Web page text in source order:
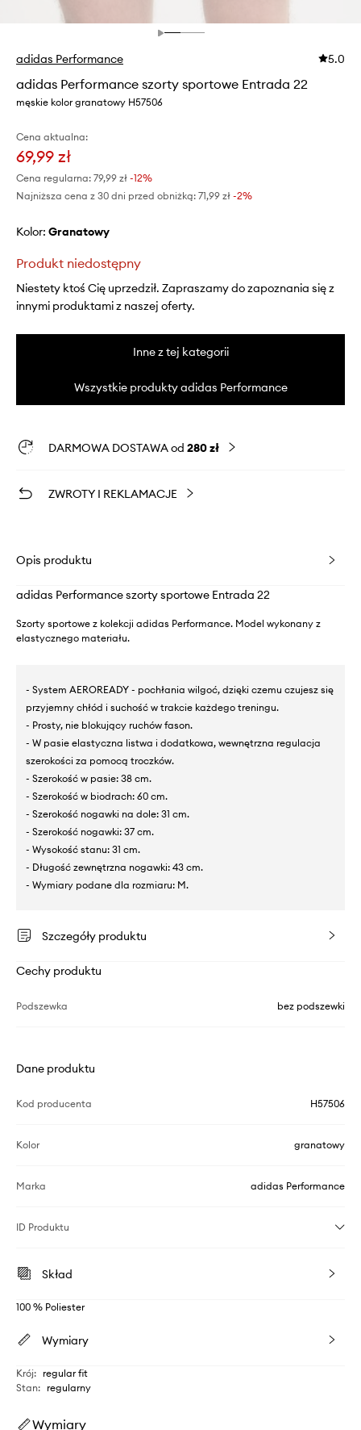
adidas Performance 5.0
adidas Performance szorty sportowe Entrada 22
męskie kolor granatowy H57506
Cena aktualna:
69,99 zł
Cena regularna: 79,99 zł -12%
Najniższa cena z 30 dni przed obniżką: 71,99 zł -2%
Kolor: granatowy
Produkt niedostępny
Niestety ktoś Cię uprzedził. Zapraszamy do zapoznania się z
innymi produktami z naszej oferty.
Inne z tej kategorii
Wszystkie produkty adidas Performance
DARMOWA DOSTAWA od 280 zł
ZWROTY I REKLAMACJE
Opis produktu
adidas Performance szorty sportowe Entrada 22
Szorty sportowe z kolekcji adidas Performance. Model wykonany z
elastycznego materiału.
- System AEROREADY - pochłania wilgoć, dzięki czemu czujesz się
przyjemny chłód i suchość w trakcie każdego treningu.
- Prosty, nie blokujący ruchów fason.
- W pasie elastyczna listwa i dodatkowa, wewnętrzna regulacja
szerokości za pomocą troczków.
- Szerokość w pasie: 38 cm.
- Szerokość w biodrach: 60 cm.
- Szerokość nogawki na dole: 31 cm.
- Szerokość nogawki: 37 cm.
- Wysokość stanu: 31 cm.
- Długość zewnętrzna nogawki: 43 cm.
- Wymiary podane dla rozmiaru: M.
Szczegóły produktu
Cechy produktu
Podszewka bez podszewki
Dane produktu
Kod producenta H57506
Kolor granatowy
Marka adidas Performance
ID Produktu
Skład
100 % Poliester
Wymiary
Krój: regular fit
Stan: regularny
Wymiary